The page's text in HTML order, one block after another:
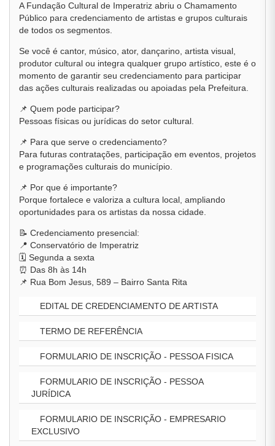
A Fundação Cultural de Imperatriz abriu o Chamamento
Público para credenciamento de artistas e grupos culturais
de todos os segmentos.
Se você é cantor, músico, ator, dançarino, artista visual,
produtor cultural ou integra qualquer grupo artístico, este é o
momento de garantir seu credenciamento para participar
das ações culturais realizadas ou apoiadas pela Prefeitura.
📌 Quem pode participar?
Pessoas físicas ou jurídicas do setor cultural.
📌 Para que serve o credenciamento?
Para futuras contratações, participação em eventos, projetos
e programações culturais do município.
📌 Por que é importante?
Porque fortalece e valoriza a cultura local, ampliando
oportunidades para os artistas da nossa cidade.
📝 Credenciamento presencial:
📍 Conservatório de Imperatriz
🗓️ Segunda a sexta
⏰ Das 8h às 14h
📌 Rua Bom Jesus, 589 – Bairro Santa Rita
EDITAL DE CREDENCIAMENTO DE ARTISTA
TERMO DE REFERÊNCIA
FORMULARIO DE INSCRIÇÃO - PESSOA FISICA
FORMULARIO DE INSCRIÇÃO - PESSOA
JURÍDICA
FORMULARIO DE INSCRIÇÃO - EMPRESARIO
EXCLUSIVO